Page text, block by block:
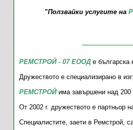
"Ползвайки услугите на
РЕМСТРОЙ - 07 ЕООДе българска
Дружеството е специализирано в
РЕМСТРОЙима завършени над 200
От 2002 г. дружеството е партньор
Специалистите, заети в Ремстрой,